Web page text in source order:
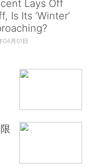
Lays Off
Is Its ‘Winter’
04月01日